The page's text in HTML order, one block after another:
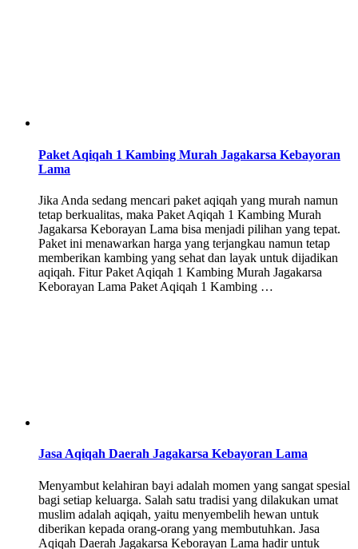
Paket Aqiqah 1 Kambing Murah Jagakarsa Kebayoran
Lama
Jika Anda sedang mencari paket aqiqah yang murah namun
tetap berkualitas, maka Paket Aqiqah 1 Kambing Murah
Jagakarsa Keborayan Lama bisa menjadi pilihan yang tepat.
Paket ini menawarkan harga yang terjangkau namun tetap
memberikan kambing yang sehat dan layak untuk dijadikan
aqiqah. Fitur Paket Aqiqah 1 Kambing Murah Jagakarsa
Keborayan Lama Paket Aqiqah 1 Kambing …
Jasa Aqiqah Daerah Jagakarsa Kebayoran Lama
Menyambut kelahiran bayi adalah momen yang sangat spesial
bagi setiap keluarga. Salah satu tradisi yang dilakukan umat
muslim adalah aqiqah, yaitu menyembelih hewan untuk
diberikan kepada orang-orang yang membutuhkan. Jasa
Aqiqah Daerah Jagakarsa Keborayan Lama hadir untuk